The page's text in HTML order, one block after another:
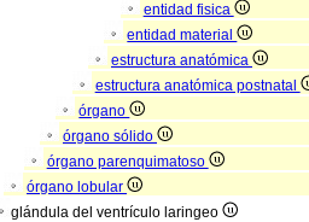
entidad fisica
entidad material
estructura anatómica
estructura anatómica postnatal
órgano
órgano sólido
órgano parenquimatoso
órgano lobular
glándula del ventrículo laringeo